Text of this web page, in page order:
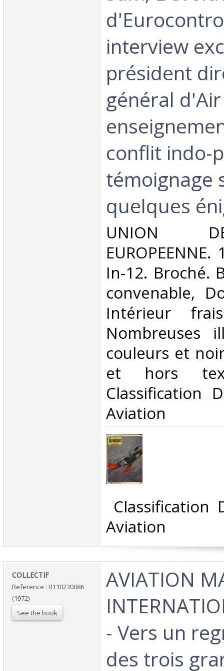
interview
président
général
conflit indo-
témoignage
quelques
‎UNION
In-12. Broché.
convenable,
Intérieur
Nombreuses
couleurs et
et hors
Classification
Aviation‎
Classification
Aviation‎
‎COLLECTIF‎
Reference : R110230086
(1972)
See the book
‎AVIATION
- Vers un
des trois